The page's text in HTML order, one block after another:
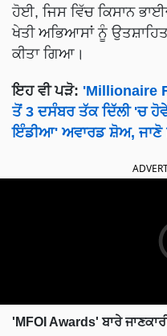
ਹੋਈ, ਜਿਸ ਵਿੱਚ ਕਿਸਾਨ
ਖੇਤੀ ਅਭਿਆਸਾਂ ਨੂੰ
ਕੀਤਾ ਗਿਆ।
ਇਹ ਵੀ ਪੜੋ: 'Millionaire
ਤੋਂ 3 ਦਸੰਬਰ ਤੱਕ ਦਿੱਲੀ 'ਚ
ਇੰਡੀਆ' ਅਵਾਰਡ ਸ਼ੋਅ, ਜਾਣੋ
'MFOI Awards' ਬਾਰੇ